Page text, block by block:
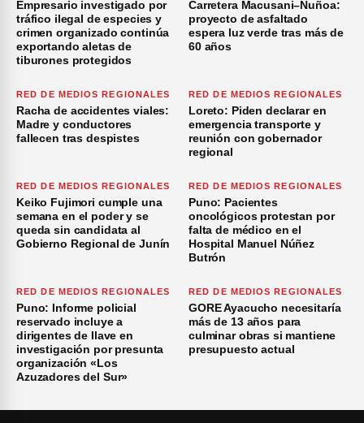
Empresario investigado por
tráfico ilegal de especies y
crimen organizado continúa
exportando aletas de
tiburones protegidos
Carretera Macusani–Nuñoa:
proyecto de asfaltado
espera luz verde tras más de
60 años
RED DE MEDIOS REGIONALES
Racha de accidentes viales:
Madre y conductores
fallecen tras despistes
RED DE MEDIOS REGIONALES
Loreto: Piden declarar en
emergencia transporte y
reunión con gobernador
regional
RED DE MEDIOS REGIONALES
Keiko Fujimori cumple una
semana en el poder y se
queda sin candidata al
Gobierno Regional de Junín
RED DE MEDIOS REGIONALES
Puno: Pacientes
oncológicos protestan por
falta de médico en el
Hospital Manuel Núñez
Butrón
RED DE MEDIOS REGIONALES
Puno: Informe policial
reservado incluye a
dirigentes de Ilave en
investigación por presunta
organización «Los
Azuzadores del Sur»
RED DE MEDIOS REGIONALES
GORE Ayacucho necesitaría
más de 13 años para
culminar obras si mantiene
presupuesto actual